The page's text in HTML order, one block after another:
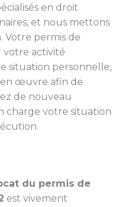
en droit
et nous mettons
Votre permis de
votre activité
situation personnelle,
œuvre afin de
de nouveau
charge votre situation
du permis de
est vivement